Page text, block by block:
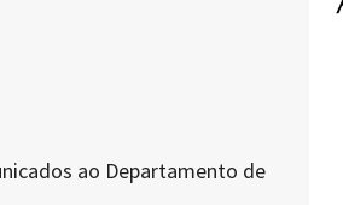
ao Departamento de